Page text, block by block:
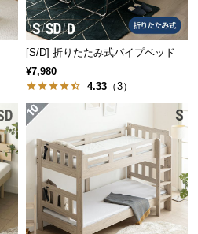
[S/D] 折りたたみ式パイプベッド
¥7,980
4.33 （3）